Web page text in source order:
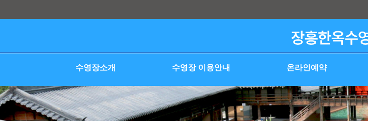
수영장소개 수영장 이용안내 온라인예약